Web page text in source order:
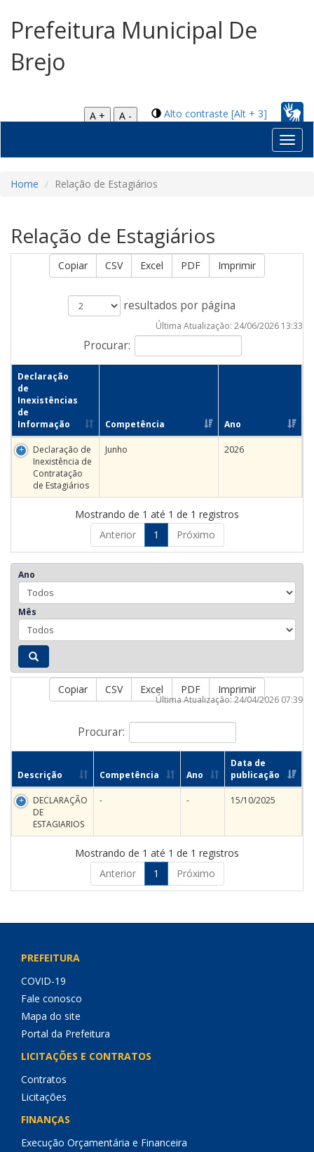
Prefeitura Municipal De
Brejo
Alto contraste [Alt + 3]
A +
A -
Home Relação de Estagiários
Relação de Estagiários
Copiar CSV Excel PDF Imprimir
resultados por página
Procurar:
Última Atualização: 24/06/2026 13:33
Declaração
de
Inexistências
de
Informação
Competência Ano
Declaração de
Inexistência de
Contratação
de Estagiários
Junho 2026
Mostrando de 1 até 1 de 1 registros
Anterior
1 Próximo
Ano
Mês
Copiar CSV Excel PDF Imprimir
Procurar:
Última Atualização: 24/04/2026 07:39
Descrição Competência Ano
Data de
publicação
DECLARAÇÃO
DE
ESTAGIARIOS
- - 15/10/2025
Mostrando de 1 até 1 de 1 registros
Anterior
1 Próximo
PREFEITURA
COVID-19
Fale conosco
Mapa do site
Portal da Prefeitura
LICITAÇÕES E CONTRATOS
Contratos
Licitações
FINANÇAS
Execução Orçamentária e Financeira